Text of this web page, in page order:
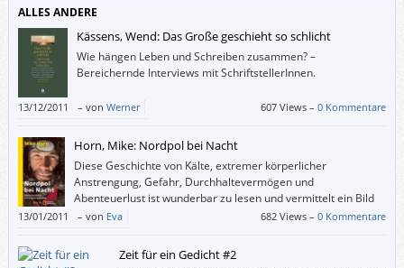
ALLES ANDERE
Kässens, Wend: Das Große geschieht so schlicht
Wie hängen Leben und Schreiben zusammen? –
Bereichernde Interviews mit SchriftstellerInnen.
13/12/2011 – von Werner 607 Views –0 Kommentare
Horn, Mike: Nordpol bei Nacht
Diese Geschichte von Kälte, extremer körperlicher
Anstrengung, Gefahr, Durchhaltevermögen und
Abenteuerlust ist wunderbar zu lesen und vermittelt ein Bild
des Unvorstellbaren.
13/01/2011 – von Eva 682 Views –0 Kommentare
Zeit für ein Gedicht #2